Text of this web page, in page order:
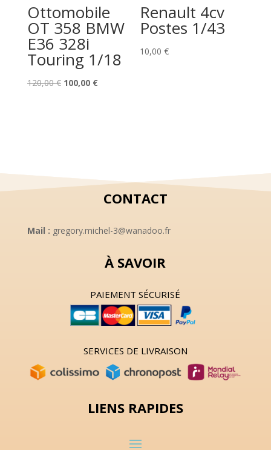
Ottomobile
OT 358 BMW
E36 328i
Touring 1/18
120,00€ Le
100,00 €Le
Renault 4cv
Postes 1/43
10,00€
CONTACT
Mail : gregory.michel-3@wanadoo.fr
À SAVOIR
PAIEMENT SÉCURISÉ
SERVICES DE LIVRAISON
LIENS RAPIDES